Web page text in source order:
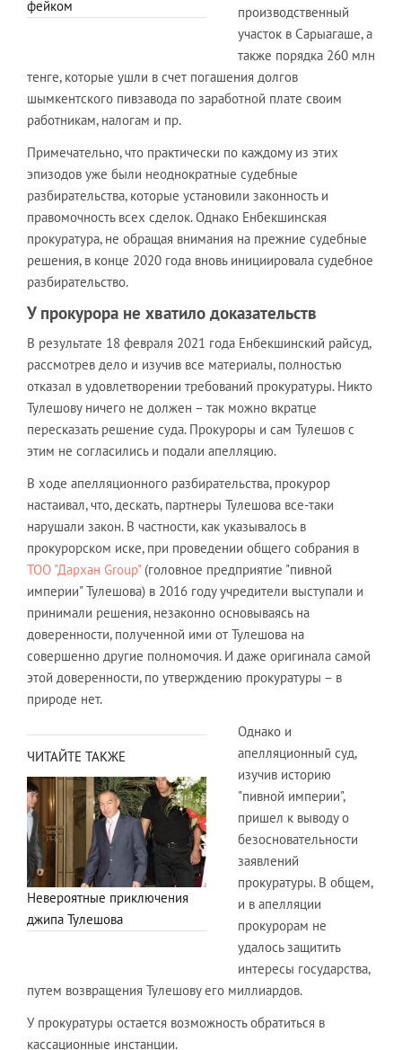
фейком
производственный
участок в Сарыагаше, а
также порядка 260 млн
тенге, которые ушли в счет погашения долгов
шымкентского пивзавода по заработной плате своим
работникам, налогам и пр.
Примечательно, что практически по каждому из этих
эпизодов уже были неоднократные судебные
разбирательства, которые установили законность и
правомочность всех сделок. Однако Енбекшинская
прокуратура, не обращая внимания на прежние судебные
решения, в конце 2020 года вновь инициировала судебное
разбирательство.
У прокурора не хватило доказательств
В результате 18 февраля 2021 года Енбекшинский райсуд,
рассмотрев дело и изучив все материалы, полностью
отказал в удовлетворении требований прокуратуры. Никто
Тулешову ничего не должен – так можно вкратце
пересказать решение суда. Прокуроры и сам Тулешов с
этим не согласились и подали апелляцию.
В ходе апелляционного разбирательства, прокурор
настаивал, что, дескать, партнеры Тулешова все-таки
нарушали закон. В частности, как указывалось в
прокурорском иске, при проведении общего собрания в
ТОО "Дархан Group"(головное предприятие "пивной
империи" Тулешова) в 2016 году учредители выступали и
принимали решения, незаконно основываясь на
доверенности, полученной ими от Тулешова на
совершенно другие полномочия. И даже оригинала самой
этой доверенности, по утверждению прокуратуры – в
природе нет.
ЧИТАЙТЕ ТАКЖЕ
Невероятные приключения
джипа Тулешова
Однако и
апелляционный суд,
изучив историю
"пивной империи",
пришел к выводу о
безосновательности
заявлений
прокуратуры. В общем,
и в апелляции
прокурорам не
удалось защитить
интересы государства,
путем возвращения Тулешову его миллиардов.
У прокуратуры остается возможность обратиться в
кассационные инстанции.